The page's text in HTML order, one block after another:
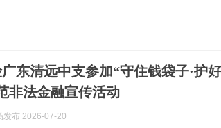
东清远中支参加“守住钱袋子·护
非法金融宣传活动
发布 2026-07-20